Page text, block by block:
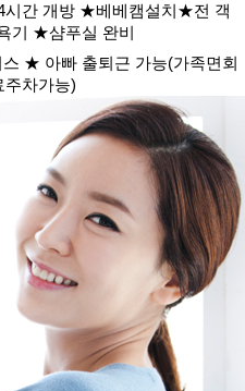
시간 개방 ★베베캠설치★전 객
기 ★샴푸실 완비
★ 아빠 출퇴근 가능(가족면회
차가능)